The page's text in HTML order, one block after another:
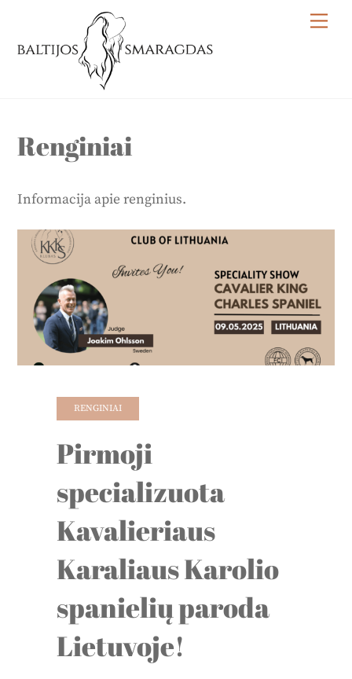
content
Renginiai
Informacija apie renginius.
Pirmoji
specializuota
Kavalieriaus
Karaliaus Karolio
spanielių paroda
Lietuvoje!
RENGINIAI